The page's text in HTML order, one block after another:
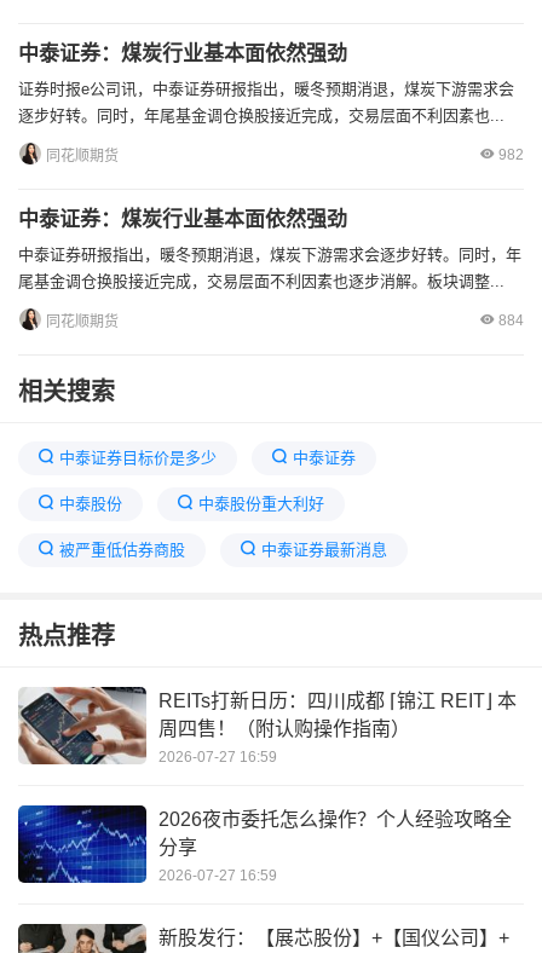
中泰证券：煤炭行业基本面依然强劲
证券时报e公司讯，中泰证券研报指出，暖冬预期消退，煤炭下游需求会
逐步好转。同时，年尾基金调仓换股接近完成，交易层面不利因素也...
同花顺期货 982
中泰证券：煤炭行业基本面依然强劲
中泰证券研报指出，暖冬预期消退，煤炭下游需求会逐步好转。同时，年
尾基金调仓换股接近完成，交易层面不利因素也逐步消解。板块调整...
同花顺期货 884
相关搜索
中泰证券目标价是多少 中泰证券
中泰股份 中泰股份重大利好
被严重低估券商股 中泰证券最新消息
券商股为何不涨
山煤国际股票 中泰证券有可能合并
热点推荐
REITs打新日历：四川成都 ⌈锦江 REIT⌋ 本
周四售！（附认购操作指南）
2026-07-27 16:59
2026夜市委托怎么操作？个人经验攻略全
分享
2026-07-27 16:59
新股发行：【展芯股份】+【国仪公司】+